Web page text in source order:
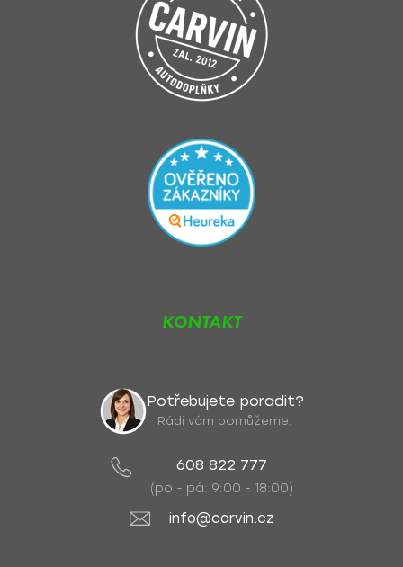
KONTAKT
Potřebujete poradit?
Rádi vám pomůžeme.
608 822 777
(po - pá: 9:00 - 18:00)
info@carvin.cz